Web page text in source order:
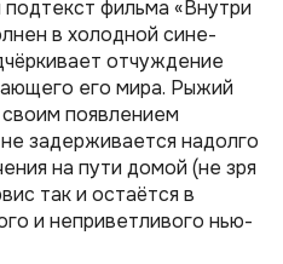
фильма «Внутри
в холодной сине-
отчуждение
его мира. Рыжий
появлением
задерживается надолго
на пути домой (не зря
так и остаётся в
и неприветливого нью-